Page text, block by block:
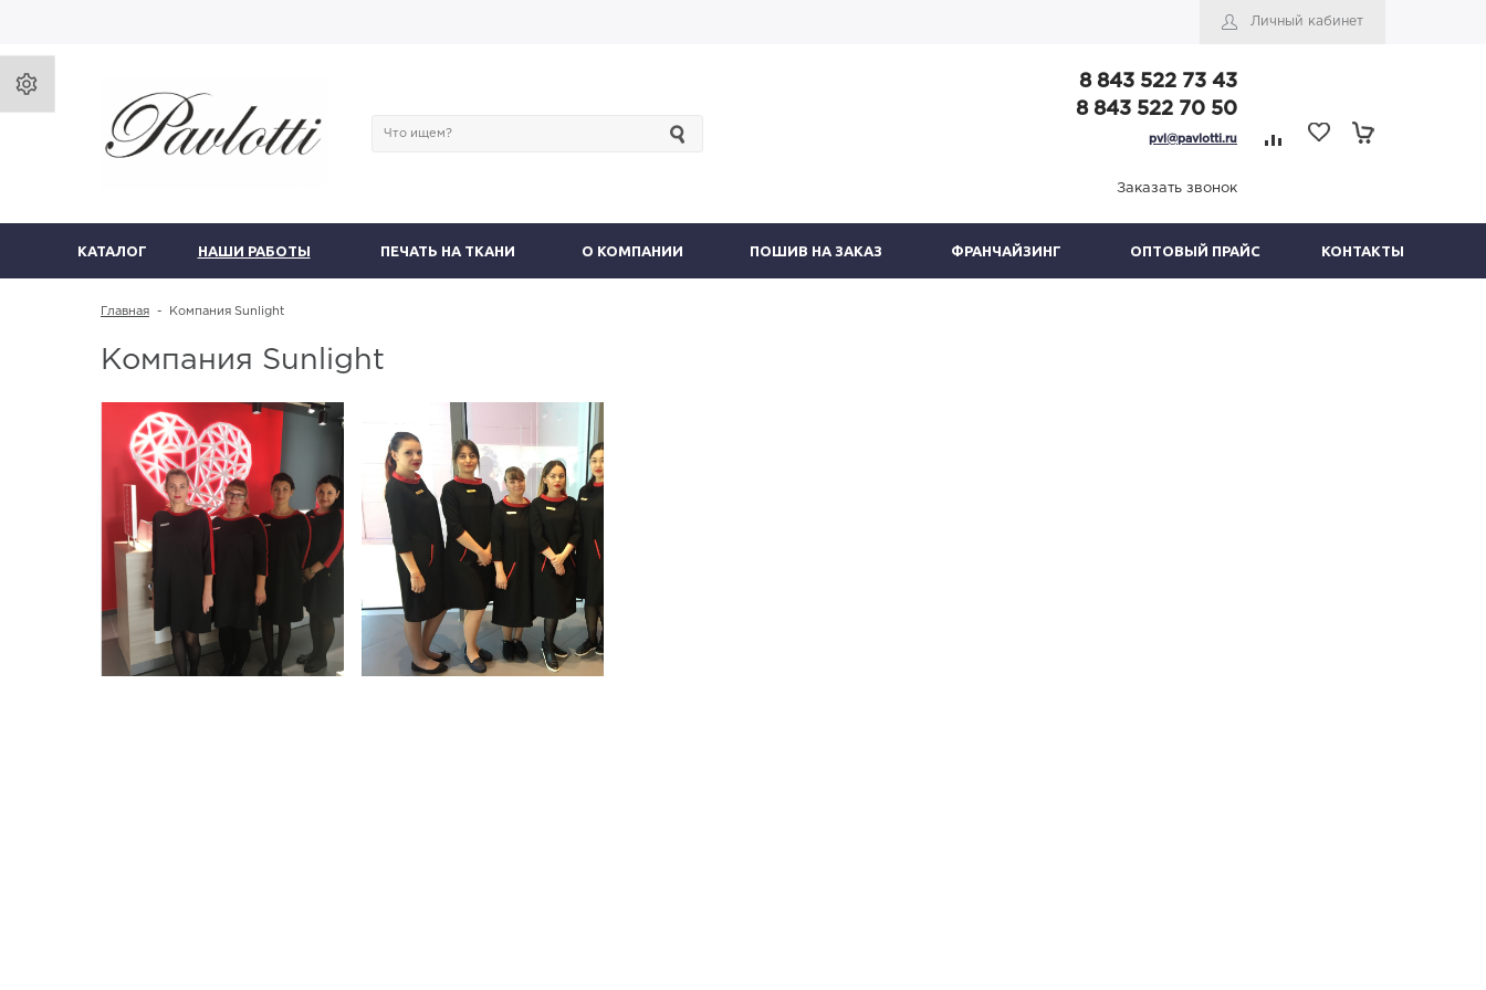
Личный кабинет
8 843 522 73 43
8 843 522 70 50
pvl@pavlotti.ru
Заказать звонок
КАТАЛОГ НАШИ РАБОТЫ ПЕЧАТЬ НА ТКАНИ О КОМПАНИИ ПОШИВ НА ЗАКАЗ ФРАНЧАЙЗИНГ ОПТОВЫЙ ПРАЙС КОНТАКТЫ
Главная - Компания Sunlight
Компания Sunlight